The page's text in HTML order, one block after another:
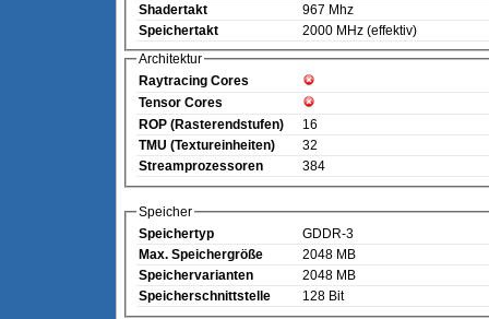
Shadertakt
967 Mhz
Speichertakt
2000 MHz (effektiv)
Architektur
Raytracing Cores
Tensor Cores
ROP (Rasterendstufen)
16
TMU (Textureinheiten)
32
Streamprozessoren
384
Speicher
Speichertyp
GDDR-3
Max. Speichergröße
2048 MB
Speichervarianten
2048 MB
Speicherschnittstelle
128 Bit